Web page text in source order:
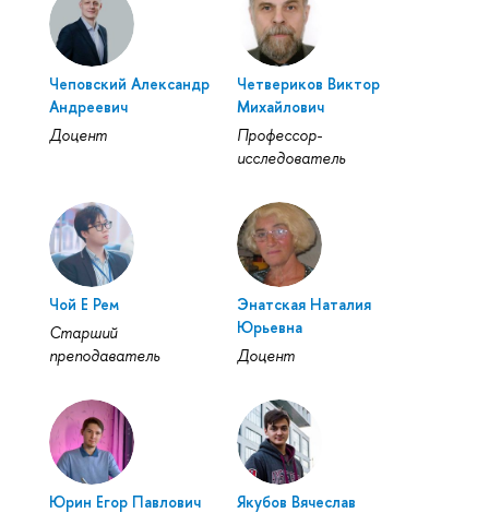
Чеповский Александр
Андреевич
Доцент
Четвериков Виктор
Михайлович
Профессор-
исследователь
Чой Е Рем
Старший
преподаватель
Энатская Наталия
Юрьевна
Доцент
Юрин Егор Павлович
Якубов Вячеслав